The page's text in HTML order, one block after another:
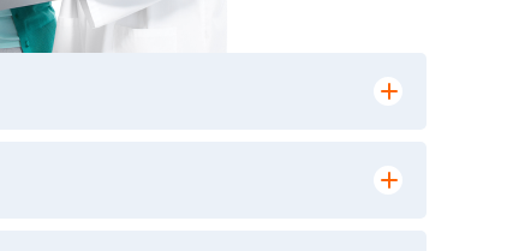
лабораторных исследований и